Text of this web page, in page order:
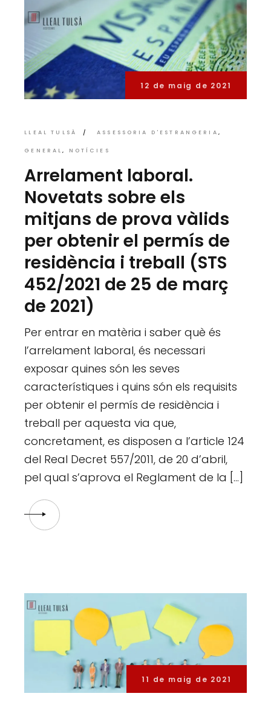
12 de maig de 2021
LLEAL TULSÀ ASSESSORIA D'ESTRANGERIA
GENERAL NOTÍCIES
Arrelament laboral.
Novetats sobre els
mitjans de prova vàlids
per obtenir el permís de
residència i treball (STS
452/2021 de 25 de març
de 2021)
Per entrar en matèria i saber què és
l’arrelament laboral, és necessari
exposar quines són les seves
característiques i quins són els requisits
per obtenir el permís de residència i
treball per aquesta via que,
concretament, es disposen a l’article 124
del Real Decret 557/2011, de 20 d’abril,
pel qual s’aprova el Reglament de la […]
11 de maig de 2021